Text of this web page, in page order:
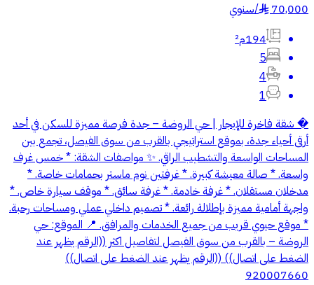
70,000
§
/سنوي
194م²
5
4
1
� شقة فاخرة للإيجار | حي الروضة – جدة فرصة مميزة للسكن في أحد
أرقى أحياء جدة، بموقع استراتيجي بالقرب من سوق الفيصل، تجمع بين
المساحات الواسعة والتشطيب الراقي. ✨ مواصفات الشقة: * خمس غرف
واسعة. * صالة معيشة كبيرة. * غرفتين نوم ماستر بحمامات خاصة. *
مدخلان مستقلان. * غرفة خادمة. * غرفة سائق. * موقف سيارة خاص. *
واجهة أمامية مميزة بإطلالة رائعة. * تصميم داخلي عملي ومساحات رحبة.
* موقع حيوي قريب من جميع الخدمات والمرافق. 📍 الموقع: حي
الروضة – بالقرب من سوق الفيصل لتفاصيل اكثر ((الرقم يظهر عند
الضغط على اتصال)) ((الرقم يظهر عند الضغط على اتصال))
920007660